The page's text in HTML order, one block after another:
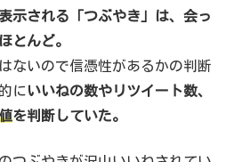
示される「つぶやき」は、会っ
とんど。
ないので信憑性があるかの判断
に いいねの数やリツイート数、
を判断していた。